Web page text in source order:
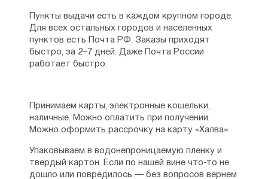
Пункты выдачи есть в каждом крупном городе.
Для всех остальных городов и населенных
пунктов есть Почта РФ. Заказы приходят
быстро, за 2–7 дней. Даже Почта России
работает быстро.
Принимаем карты, электронные кошельки,
наличные. Можно оплатить при получении.
Можно оформить рассрочку на карту «Халва».
Упаковываем в водонепроницаемую пленку и
твердый картон. Если по нашей вине что-то не
дошло или повредилось — без вопросов вернем